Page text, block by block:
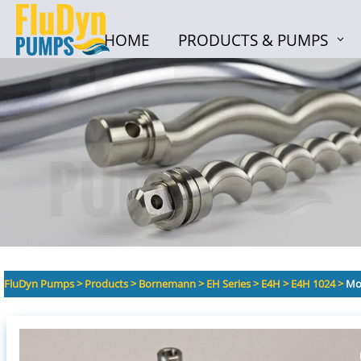
HOME PRODUCTS & PUMPS
HOME PRODUCTS & PUMPS
FluDyn Pumps>Products>Bornemann>EH Series>E4H >E4H 1024>